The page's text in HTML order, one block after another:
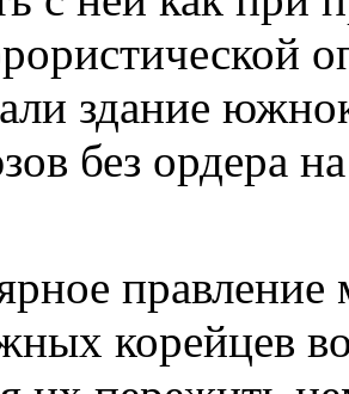
здание
без ордера
корейцев